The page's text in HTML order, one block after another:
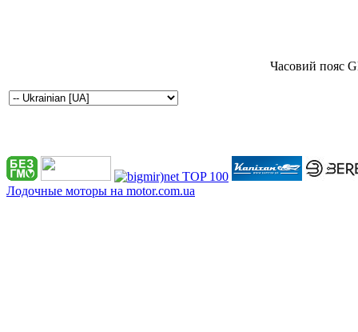
Часовий пояс
Лодочные моторы на motor.com.ua